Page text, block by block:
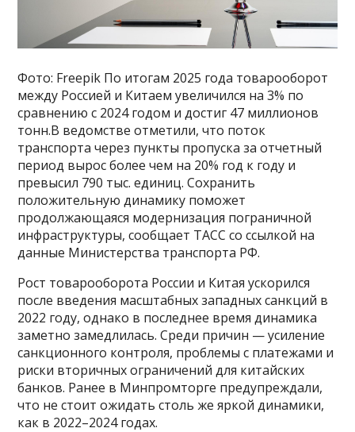
Фото: Freepik По итогам 2025 года товарооборот
между Россией и Китаем увеличился на 3% по
сравнению с 2024 годом и достиг 47 миллионов
тонн.В ведомстве отметили, что поток
транспорта через пункты пропуска за отчетный
период вырос более чем на 20% год к году и
превысил 790 тыс. единиц. Сохранить
положительную динамику поможет
продолжающаяся модернизация пограничной
инфраструктуры, сообщает ТАСС со ссылкой на
данные Министерства транспорта РФ.
Рост товарооборота России и Китая ускорился
после введения масштабных западных санкций в
2022 году, однако в последнее время динамика
заметно замедлилась. Среди причин — усиление
санкционного контроля, проблемы с платежами и
риски вторичных ограничений для китайских
банков. Ранее в Минпромторге предупреждали,
что не стоит ожидать столь же яркой динамики,
как в 2022–2024 годах.